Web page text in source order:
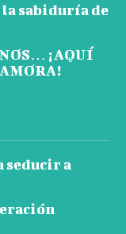
sabiduría de
¡AQUÍ
seducir a